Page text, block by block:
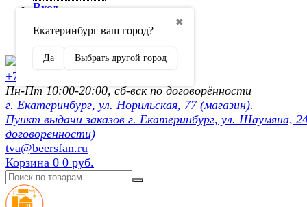
✖
Екатеринбург ваш город?
Да Выбрать другой город
Вход
Регистрация
+7 (902) 872-54-70
Пн-Пт 10:00-20:00, сб-вск по договорённости
г. Екатеринбург, ул. Норильская, 77 (магазин).
Пункт выдачи заказов г. Екатеринбург, ул. Шаумяна,
договоренности)
tva@beersfan.ru
Корзина 0 0 руб.